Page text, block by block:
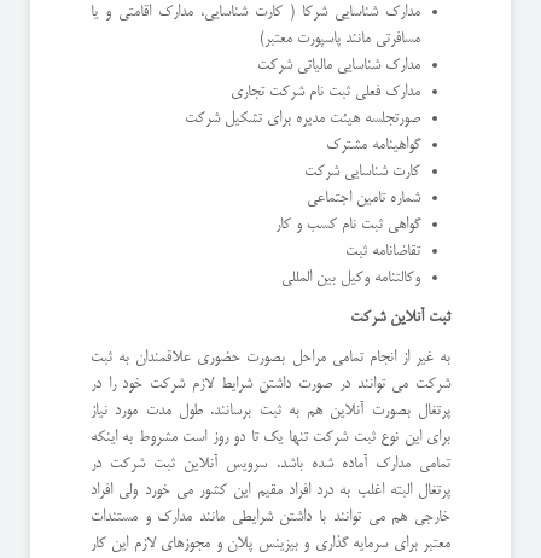
مدارک شناسایی شرکا ( کارت شناسایی، مدارک اقامتی و یا
مسافرتی مانند پاسپورت معتبر)
مدارک شناسایی مالیاتی شرکت
مدارک فعلی ثبت نام شرکت تجاری
صورتجلسه هیئت مدیره برای تشکیل شرکت
گواهینامه مشترک
کارت شناسایی شرکت
شماره تامین اجتماعی
گواهی ثبت نام کسب و کار
تقاضانامه ثبت
وکالتنامه وکیل بین المللی
ثبت آنلاین شرکت
به غیر از انجام تمامی مراحل بصورت حضوری علاقمندان به ثبت
شرکت می توانند در صورت داشتن شرایط لازم شرکت خود را در
پرتغال بصورت آنلاین هم به ثبت برسانند. طول مدت مورد نیاز
برای این نوع ثبت شرکت تنها یک تا دو روز است مشروط به اینکه
تمامی مدارک آماده شده باشد. سرویس آنلاین ثبت شرکت در
پرتغال البته اغلب به درد افراد مقیم این کشور می خورد ولی افراد
خارجی هم می توانند با داشتن شرایطی مانند مدارک و مستندات
معتبر برای سرمایه گذاری و بیزینس پلان و مجوزهای لازم این کار